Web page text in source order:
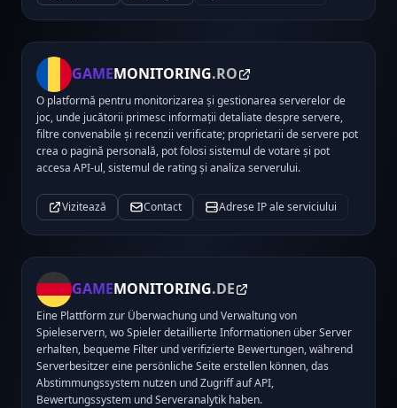
GAMEMONITORING.RO
O platformă pentru monitorizarea și gestionarea serverelor de
joc, unde jucătorii primesc informații detaliate despre servere,
filtre convenabile și recenzii verificate; proprietarii de servere pot
crea o pagină personală, pot folosi sistemul de votare și pot
accesa API-ul, sistemul de rating și analiza serverului.
Vizitează Contact Adrese IP ale serviciului
GAMEMONITORING.DE
Eine Plattform zur Überwachung und Verwaltung von
Spieleservern, wo Spieler detaillierte Informationen über Server
erhalten, bequeme Filter und verifizierte Bewertungen, während
Serverbesitzer eine persönliche Seite erstellen können, das
Abstimmungssystem nutzen und Zugriff auf API,
Bewertungssystem und Serveranalytik haben.